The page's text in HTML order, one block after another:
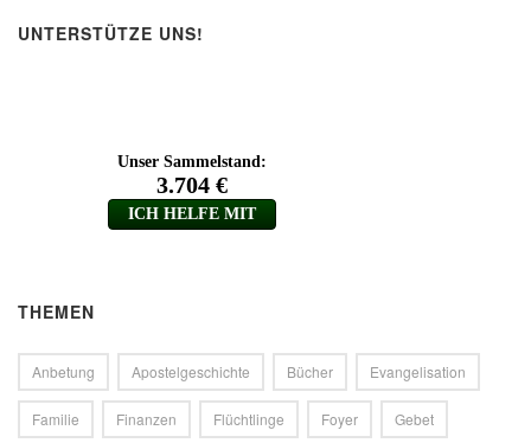
UNTERSTÜTZE UNS!
THEMEN
Anbetung Apostelgeschichte Bücher Evangelisation
Familie Finanzen Flüchtlinge Foyer Gebet